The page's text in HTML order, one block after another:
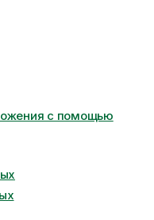
с помощью